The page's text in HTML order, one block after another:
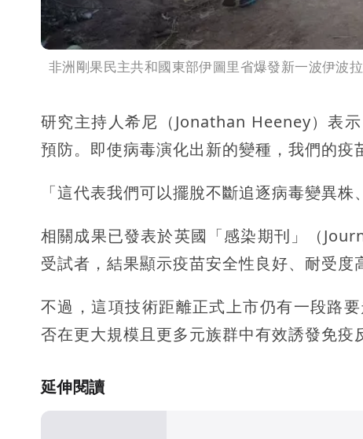
非洲剛果民主共和國東部伊圖里省爆發新一波伊波拉
研究主持人希尼（Jonathan Heeney）表
預防。即使病毒演化出新的變種，我們的疫
「這代表我們可以擺脫不斷追逐病毒變異株
相關成果已發表於英國「感染期刊」（
受試者，結果顯示疫苗安全性良好、耐受度
不過，這項技術距離正式上市仍有一段路
否在更大規模且更多元族群中有效誘發免疫
延伸閱讀